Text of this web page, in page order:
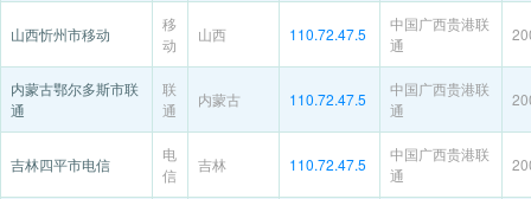
山西忻州市移动
移
动
山西 110.72.47.5
中国广西贵港联
通
内蒙古鄂尔多斯市联
通
联
通
内蒙古 110.72.47.5
中国广西贵港联
通
吉林四平市电信
电
信
吉林 110.72.47.5
中国广西贵港联
通